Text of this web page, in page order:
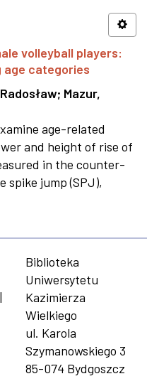
volleyball players:
age categories
; Mazur,
age-related
and height of rise of
in the counter-
spike jump (SPJ),
|
Biblioteka
Uniwersytetu
Kazimierza
Wielkiego
ul. Karola
Szymanowskiego 3
85-074 Bydgoszcz